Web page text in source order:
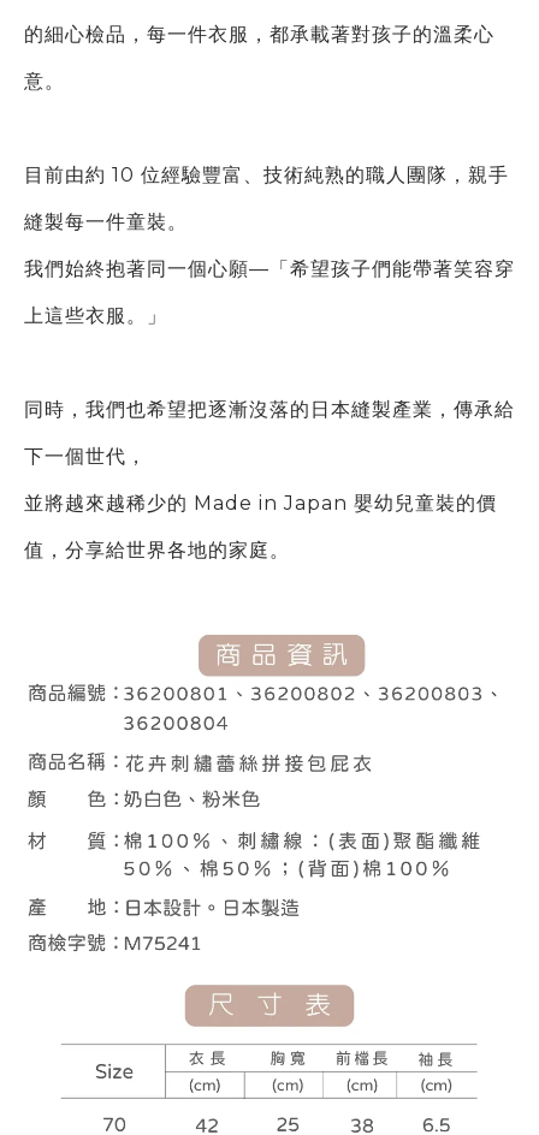
的細心檢品，每一件衣服，都承載著對孩子的溫柔心
意。
目前由約 10 位經驗豐富、技術純熟的職人團隊，親手
縫製每一件童裝。
我們始終抱著同一個心願—「希望孩子們能帶著笑容穿
上這些衣服。」
同時，我們也希望把逐漸沒落的日本縫製產業，傳承給
下一個世代，
並將越來越稀少的 Made in Japan 嬰幼兒童裝的價
值，分享給世界各地的家庭。